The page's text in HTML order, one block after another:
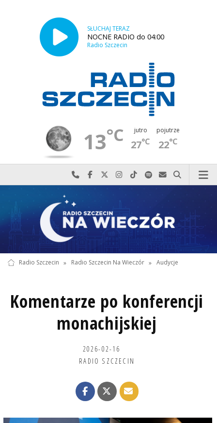
SŁUCHAJ TERAZ
NOCNE RADIO do 04:00
Radio Szczecin
13°C jutro
27°C
pojutrze
22°C
Najlepiej po prostu do nas zadzwoń
Odwiedź nas na Facebook-u
Odwiedź nas na X
Odwiedź nas na Instagram-ie
Odwiedź nas na TikTok-u
Szukaj nas na Spotify
Wyślij do nas
Szukaj
Radio Szczecin » Radio Szczecin Na Wieczór » Audycje
Komentarze po konferencji
monachijskiej
2026-02-16
RADIO SZCZECIN